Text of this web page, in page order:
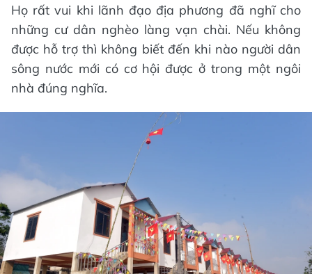
Họ rất vui khi lãnh đạo địa phương đã nghĩ cho
những cư dân nghèo làng vạn chài. Nếu không
được hỗ trợ thì không biết đến khi nào người dân
sông nước mới có cơ hội được ở trong một ngôi
nhà đúng nghĩa.